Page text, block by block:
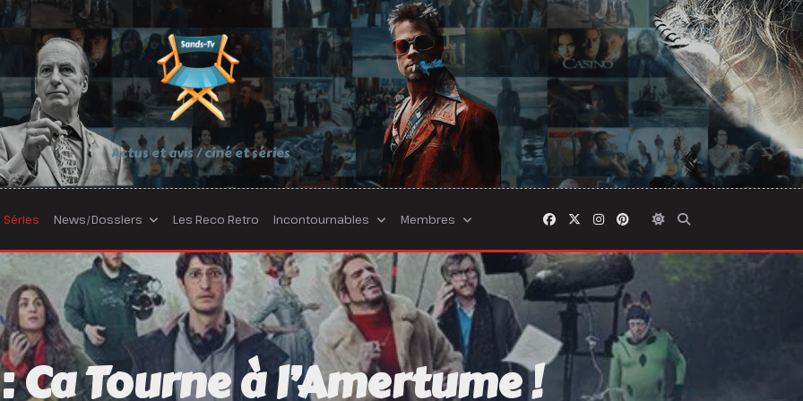
Actus et avis / ciné et séries
Séries News/Dossiers Les Reco Retro Incontournables Membres
Ca Tourne à l’Amertume !